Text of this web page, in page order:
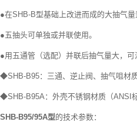
●在SHB-B型基础上改进而成的大抽气量
●五抽头可单独或并联使用。
●用五通管（选配）并联后抽气量大，
◆SHB-B95：三通、逆止阀、抽气咀材
◆SHB-B95A：外壳不锈钢材质（ANSI
SHB-B95/95A型的技术参数：